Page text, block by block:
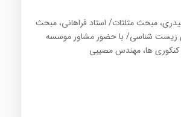
مبحث مثلثات/ استاد فراهانی، مبحث
شناسی/ با حضور مشاور موسسه
کنکوری ها، مهندس مصیبی